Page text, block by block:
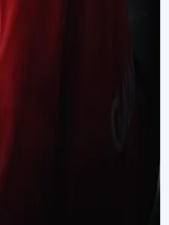
آموزش دیتیلینگ